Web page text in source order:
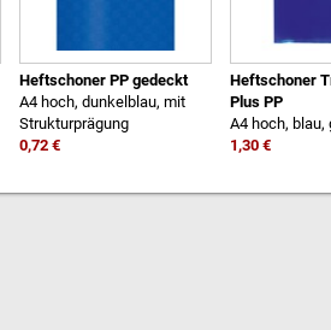
Heftschoner PP gedeckt
A4 hoch, dunkelblau, mit
Strukturprägung
0,72 €
Heftschoner
Plus PP
A4 hoch, blau,
1,30 €